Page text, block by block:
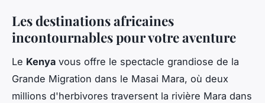
Les destinations africaines
incontournables pour votre aventure
Le Kenya vous offre le spectacle grandiose de la
Grande Migration dans le Masai Mara, où deux
millions d'herbivores traversent la rivière Mara dans